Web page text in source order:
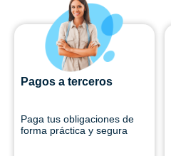
Pagos a terceros
Paga tus obligaciones de
forma práctica y segura